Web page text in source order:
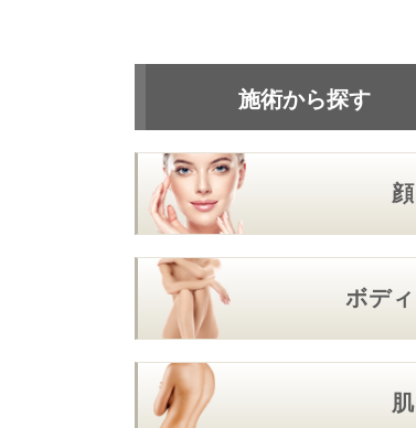
施術から探す
顔
ボディ
肌